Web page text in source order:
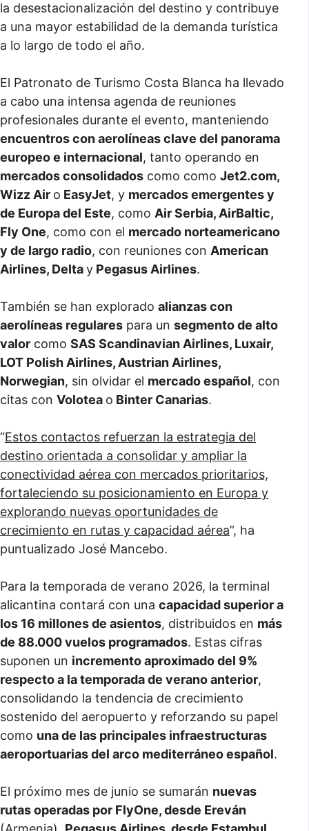
la desestacionalización del destino y contribuye
a una mayor estabilidad de la demanda turística
a lo largo de todo el año.
El Patronato de Turismo Costa Blanca ha llevado
a cabo una intensa agenda de reuniones
profesionales durante el evento, manteniendo
encuentros con aerolíneas clave del panorama
europeo e internacional, tanto operando en
mercados consolidados como como Jet2.com,
Wizz Air o EasyJet, y mercados emergentes y
de Europa del Este, como Air Serbia, AirBaltic,
Fly One, como con el mercado norteamericano
y de largo radio, con reuniones con American
Airlines, Deltay Pegasus Airlines.
También se han explorado alianzas con
aerolíneas regulares para un segmento de alto
valor como SAS Scandinavian Airlines, Luxair,
LOT Polish Airlines, Austrian Airlines,
Norwegian, sin olvidar el mercado español, con
citas con Volotea o Binter Canarias.
“Estos contactos refuerzan la estrategia del
destino orientada a consolidar y ampliar la
conectividad aérea con mercados prioritarios,
fortaleciendo su posicionamiento en Europa y
explorando nuevas oportunidades de
crecimiento en rutas y capacidad aérea”, ha
puntualizado José Mancebo.
Para la temporada de verano 2026, la terminal
alicantina contará con una capacidad superior a
los 16 millones de asientos, distribuidos en más
de 88.000 vuelos programados. Estas cifras
suponen un incremento aproximado del 9%
respecto a la temporada de verano anterior,
consolidando la tendencia de crecimiento
sostenido del aeropuerto y reforzando su papel
como una de las principales infraestructuras
aeroportuarias del arco mediterráneo español.
El próximo mes de junio se sumarán nuevas
rutas operadas por FlyOne, desde Ereván